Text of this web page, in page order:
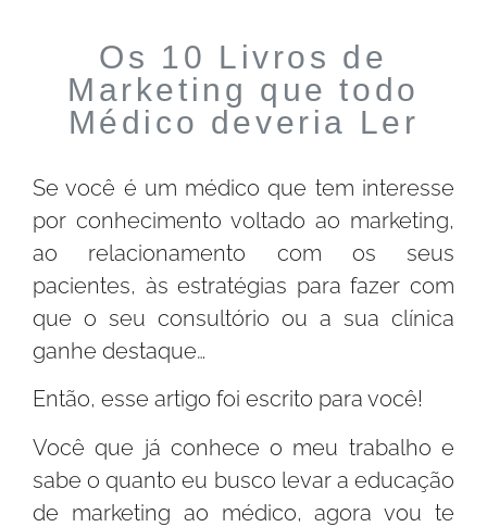
Os 10 Livros de
Marketing que todo
Médico deveria Ler
Se você é um médico que tem interesse
por conhecimento voltado ao marketing,
ao relacionamento com os seus
pacientes, às estratégias para fazer com
que o seu consultório ou a sua clínica
ganhe destaque…
Então, esse artigo foi escrito para você!
Você que já conhece o meu trabalho e
sabe o quanto eu busco levar a educação
de marketing ao médico, agora vou te